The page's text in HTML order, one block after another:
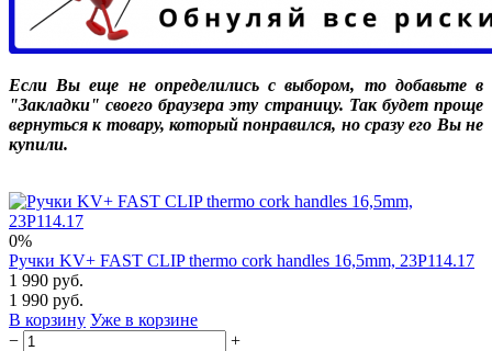
Если Вы еще не определились с выбором, то добавьте в
"Закладки" своего браузера эту страницу. Так будет проще
вернуться к товару, который понравился, но сразу его Вы не
купили.
0%
Ручки KV+ FAST CLIP thermo cork handles 16,5mm, 23P114.17
1 990 руб.
1 990 руб.
В корзину Уже в корзине
−
+